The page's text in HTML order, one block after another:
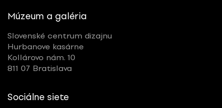
Múzeum a galéria
Slovenské centrum dizajnu
Hurbanove kasárne
Kollárovo nám. 10
811 07 Bratislava
Sociálne siete